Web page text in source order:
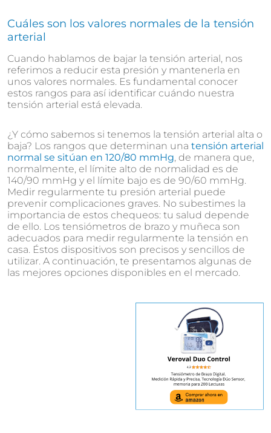
Cuáles son los valores normales de la tensión
arterial
Cuando hablamos de bajar la tensión arterial, nos
referimos a reducir esta presión y mantenerla en
unos valores normales. Es fundamental conocer
estos rangos para así identificar cuándo nuestra
tensión arterial está elevada.
¿Y cómo sabemos si tenemos la tensión arterial alta o
baja? Los rangos que determinan una tensión arterial
normal se sitúan en 120/80 mmHg, de manera que,
normalmente, el límite alto de normalidad es de
140/90 mmHg y el límite bajo es de 90/60 mmHg.
Medir regularmente tu presión arterial puede
prevenir complicaciones graves. No subestimes la
importancia de estos chequeos: tu salud depende
de ello. Los tensiómetros de brazo y muñeca son
adecuados para medir regularmente la tensión en
casa. Éstos dispositivos son precisos y sencillos de
utilizar. A continuación, te presentamos algunas de
las mejores opciones disponibles en el mercado.